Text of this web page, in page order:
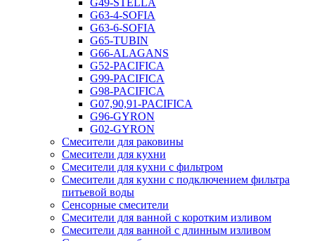
G49-STELLA
G63-4-SOFIA
G63-6-SOFIA
G65-TUBIN
G66-ALAGANS
G52-PACIFICA
G99-PACIFICA
G98-PACIFICA
G07,90,91-PACIFICA
G96-GYRON
G02-GYRON
Смесители для раковины
Смесители для кухни
Смесители для кухни с фильтром
Смесители для кухни с подключением фильтра
питьевой воды
Сенсорные смесители
Смесители для ванной с коротким изливом
Смесители для ванной с длинным изливом